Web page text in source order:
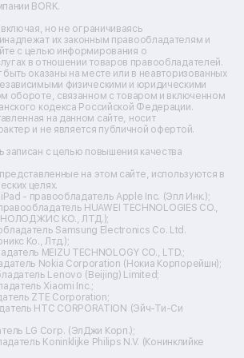
бесперебойного питания
пультов
плит
прицелов
ночного видения
для рук
BORK.
но не ограничиваясь
их законным правообладателям и
с целью информирования о
в отношении товаров правообладателей.
оказаны на месте или в неавторизованных
физическими и юридическими
обороте, связанном с товаром и включенном
кодекса Российской Федерации.
на данном сайте, носит
и не является публичной офертой.
записан с целью повышения качества
на этом сайте, используются в
целях.
- правообладатель Apple Inc. (Эпл Инк.);
HUAWEI TECHNOLOGIES CO.,
КО., ЛТД.);
Samsung Electronics Co. Ltd.
Ко., Лтд.);
MEIZU TECHNOLOGY CO., LTD.;
Nokia Corporation (Нокиа Корпорейшн);
Lenovo (Beijing) Limited;
Xiaomi Inc.;
ZTE Corporation;
HTC CORPORATION (Эйч-Ти-Си
LG Corp. (ЭлДжи Корп.);
Koninklijke Philips N.V. (Конинклийке